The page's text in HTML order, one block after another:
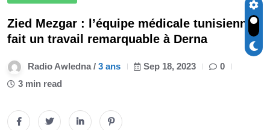
Zied Mezgar : l’équipe médicale tunisienne
fait un travail remarquable à Derna
Radio Awledna / 3 ans Sep 18, 2023
0
3 min read